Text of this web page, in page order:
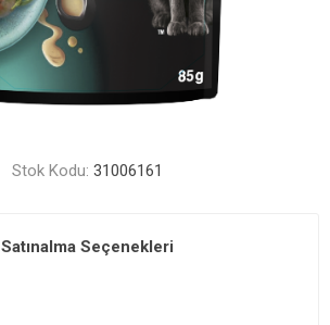
Stok Kodu: 31006161
Satınalma Seçenekleri